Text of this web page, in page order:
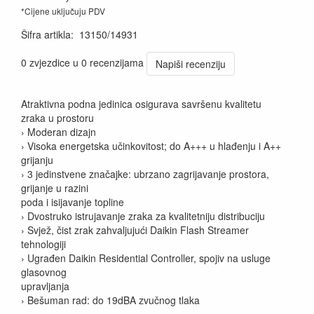
*Cijene uključuju PDV
Šifra artikla: 13150/14931
0 zvjezdice u 0 recenzijama
Napiši recenziju
Atraktivna podna jedinica osigurava savršenu kvalitetu
zraka u prostoru
› Moderan dizajn
› Visoka energetska učinkovitost; do A+++ u hlađenju i A++
grijanju
› 3 jedinstvene značajke: ubrzano zagrijavanje prostora,
grijanje u razini
poda i isijavanje topline
› Dvostruko istrujavanje zraka za kvalitetniju distribuciju
› Svjež, čist zrak zahvaljujući Daikin Flash Streamer
tehnologiji
› Ugrađen Daikin Residential Controller, spojiv na usluge
glasovnog
upravljanja
› Bešuman rad: do 19dBA zvučnog tlaka